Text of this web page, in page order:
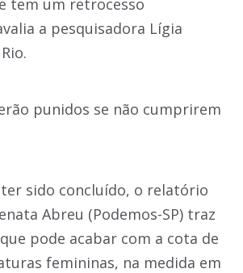
tem um retrocesso
a pesquisadora Lígia
punidos se não cumprirem
sido concluído, o relatório
Abreu (Podemos-SP) traz
pode acabar com a cota de
femininas, na medida em